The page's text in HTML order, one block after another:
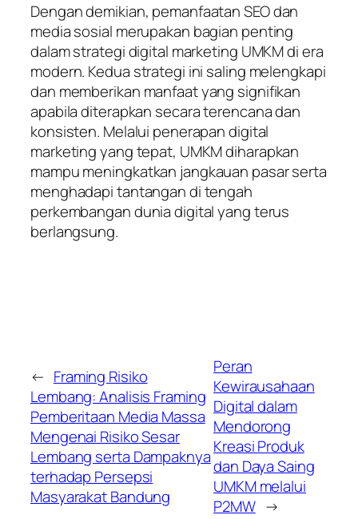
Dengan demikian, pemanfaatan SEO dan
media sosial merupakan bagian penting
dalam strategi digital marketing UMKM di era
modern. Kedua strategi ini saling melengkapi
dan memberikan manfaat yang signifikan
apabila diterapkan secara terencana dan
konsisten. Melalui penerapan digital
marketing yang tepat, UMKM diharapkan
mampu meningkatkan jangkauan pasar serta
menghadapi tantangan di tengah
perkembangan dunia digital yang terus
berlangsung.
← Framing Risiko
Lembang: Analisis Framing
Pemberitaan Media Massa
Mengenai Risiko Sesar
Lembang serta Dampaknya
terhadap Persepsi
Masyarakat Bandung
Peran
Kewirausahaan
Digital dalam
Mendorong
Kreasi Produk
dan Daya Saing
UMKM melalui
P2MW →